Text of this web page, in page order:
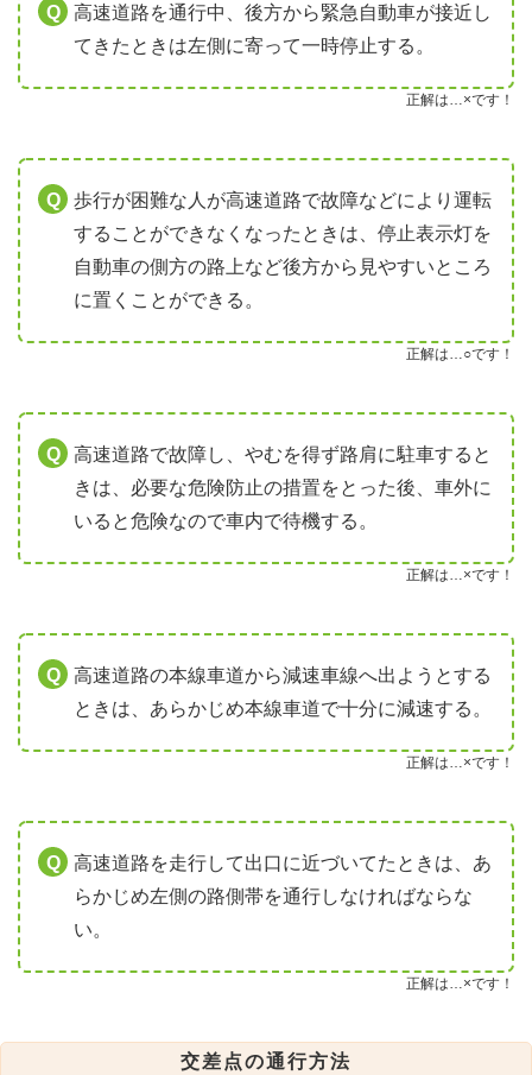
高速道路を通行中、後方から緊急自動車が接近し
てきたときは左側に寄って一時停止する。
正解は…×です！
歩行が困難な人が高速道路で故障などにより運転
することができなくなったときは、停止表示灯を
自動車の側方の路上など後方から見やすいところ
に置くことができる。
正解は…○です！
高速道路で故障し、やむを得ず路肩に駐車すると
きは、必要な危険防止の措置をとった後、車外に
いると危険なので車内で待機する。
正解は…×です！
高速道路の本線車道から減速車線へ出ようとする
ときは、あらかじめ本線車道で十分に減速する。
正解は…×です！
高速道路を走行して出口に近づいてたときは、あ
らかじめ左側の路側帯を通行しなければならな
い。
正解は…×です！
交差点の通行方法